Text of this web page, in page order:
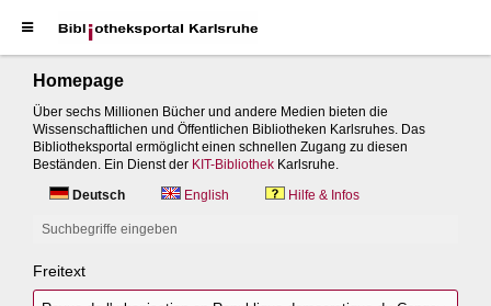
Homepage
Über sechs Millionen Bücher und andere Medien bieten die
Wissenschaftlichen und Öffentlichen Bibliotheken Karlsruhes. Das
Bibliotheksportal ermöglicht einen schnellen Zugang zu diesen
Beständen. Ein Dienst der KIT-Bibliothek Karlsruhe.
Deutsch
English Hilfe & Infos
Suchbegriffe eingeben
Freitext